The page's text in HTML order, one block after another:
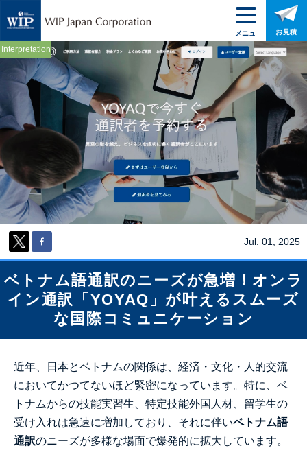
Interpretation
Jul. 01, 2025
ベトナム語通訳のニーズが急増！オンラ
イン通訳「YOYAQ」が叶えるスムーズ
な国際コミュニケーション
近年、日本とベトナムの関係は、経済・文化・人的交流
においてかつてないほど緊密になっています。特に、ベ
トナムからの技能実習生、特定技能外国人材、留学生の
受け入れは急速に増加しており、それに伴いベトナム語
通訳のニーズが多様な場面で爆発的に拡大しています。
メニュ
ー
お見積